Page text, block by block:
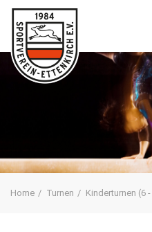
Home Turnen Kinderturnen (6